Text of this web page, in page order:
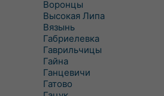
Воронцы
Высокая Липа
Вязынь
Габриелевка
Гаврильчицы
Гайна
Ганцевичи
Гатово